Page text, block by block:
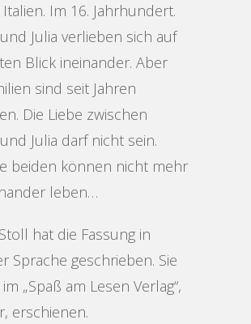
Im 16. Jahrhundert.
Julia verlieben sich auf
Blick ineinander. Aber
sind seit Jahren
Die Liebe zwischen
Julia darf nicht sein.
beiden können nicht mehr
leben…
hat die Fassung in
Sprache geschrieben. Sie
„Spaß am Lesen Verlag“,
erschienen.